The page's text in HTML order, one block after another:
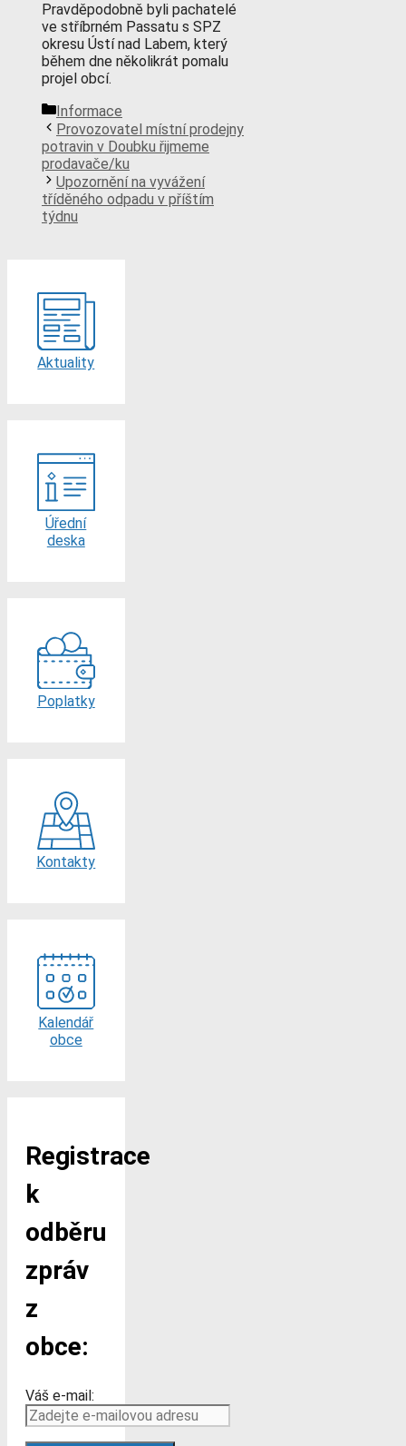
Pravděpodobně byli pachatelé
ve stříbrném Passatu s SPZ
okresu Ústí nad Labem, který
během dne několikrát pomalu
projel obcí.
Rubriky
Informace
Provozovatel místní prodejny
potravin v Doubku řijmeme
prodavače/ku
Upozornění na vyvážení
tříděného odpadu v příštím
týdnu
Aktuality
Úřední
deska
Poplatky
Kontakty
Kalendář
obce
Registrace
k
odběru
zpráv
z
obce:
Váš e-mail: